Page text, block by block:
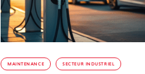
MAINTENANCE SECTEUR INDUSTRIEL